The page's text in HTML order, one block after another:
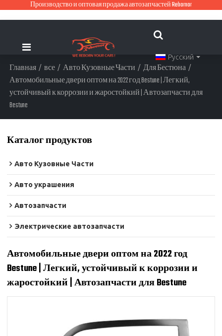
Производство и оптовая продажа автозапчастей Rebornor
Русский
Главная / все / Авто Кузовные Части / Для Бестюна /
Автомобильные двери оптом на 2022 год Bestune | Легкий,
устойчивый к коррозии и жаростойкий | Автозапчасти для
Bestune
Каталог продуктов
Авто Кузовные Части
Авто украшения
Автозапчасти
Электрические автозапчасти
Автомобильные двери оптом на 2022 год
Bestune | Легкий, устойчивый к коррозии и
жаростойкий | Автозапчасти для Bestune